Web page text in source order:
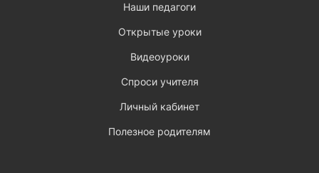
Наши педагоги
Открытые уроки
Видеоуроки
Спроси учителя
Личный кабинет
Полезное родителям